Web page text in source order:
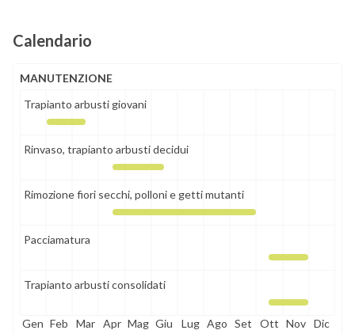
Calendario
MANUTENZIONE
Trapianto arbusti giovani
Rinvaso, trapianto arbusti decidui
Rimozione fiori secchi, polloni e getti mutanti
Pacciamatura
Trapianto arbusti consolidati
Gen Feb Mar Apr Mag Giu Lug Ago Set Ott Nov Dic